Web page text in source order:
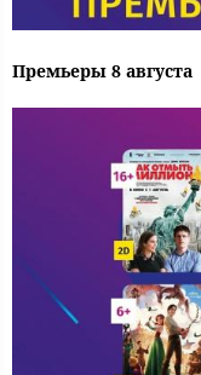
Премьеры 8 августа